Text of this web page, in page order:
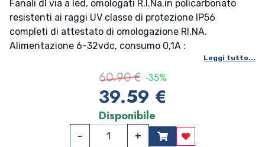
Fanali dl via a led, omologati R.I.Na.in policarbonato
resistenti ai raggi UV classe di protezione IP56
completi di attestato di omologazione RI.NA.
Alimentazione 6-32vdc, consumo 0,1A :
Leggi tutto...
60.90 € -35%
39.59 €
Disponibile
- + Aggiungi ai